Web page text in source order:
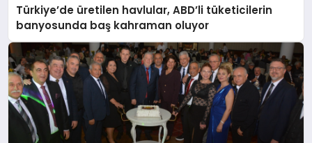
Türkiye’de üretilen havlular, ABD’li tüketicilerin
banyosunda baş kahraman oluyor